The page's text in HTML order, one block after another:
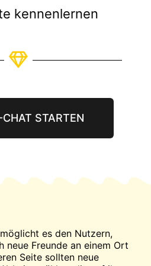
kennenlernen
STARTEN
es den Nutzern,
neue Freunde an einem Ort
Seite sollten neue